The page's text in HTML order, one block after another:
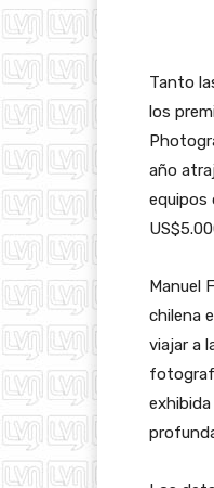
Tanto
los
año
equipos
Manuel
chilena
viajar a